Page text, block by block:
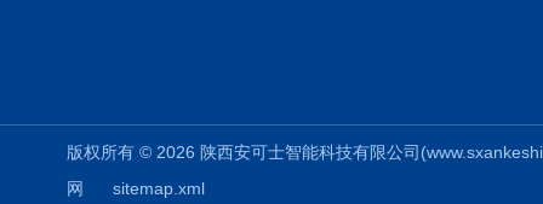
版权所有 © 2026 陕西安可士智能科技有限公司
网
sitemap.xml